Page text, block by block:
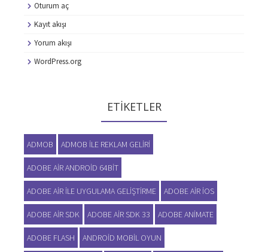
Oturum aç
Kayıt akışı
Yorum akışı
WordPress.org
ETIKETLER
ADMOB ADMOB ILE REKLAM GELIRI
ADOBE AIR ANDROID 64BIT
ADOBE AIR ILE UYGULAMA GELIŞTIRME ADOBE AIR IOS
ADOBE AIR SDK ADOBE AIR SDK 33 ADOBE ANIMATE
ADOBE FLASH ANDROID MOBIL OYUN